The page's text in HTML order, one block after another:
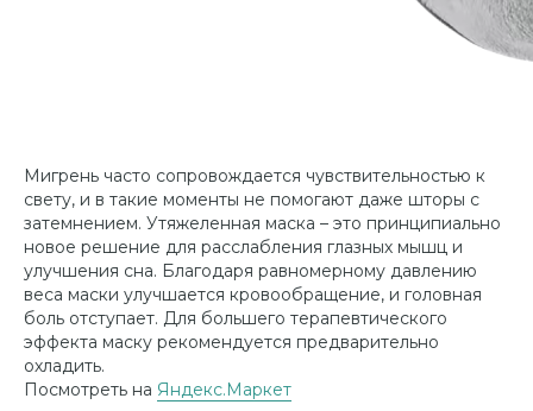
Мигрень часто сопровождается чувствительностью к
свету, и в такие моменты не помогают даже шторы с
затемнением. Утяжеленная маска – это принципиально
новое решение для расслабления глазных мышц и
улучшения сна. Благодаря равномерному давлению
веса маски улучшается кровообращение, и головная
боль отступает. Для большего терапевтического
эффекта маску рекомендуется предварительно
охладить.
Посмотреть на Яндекс.Маркет